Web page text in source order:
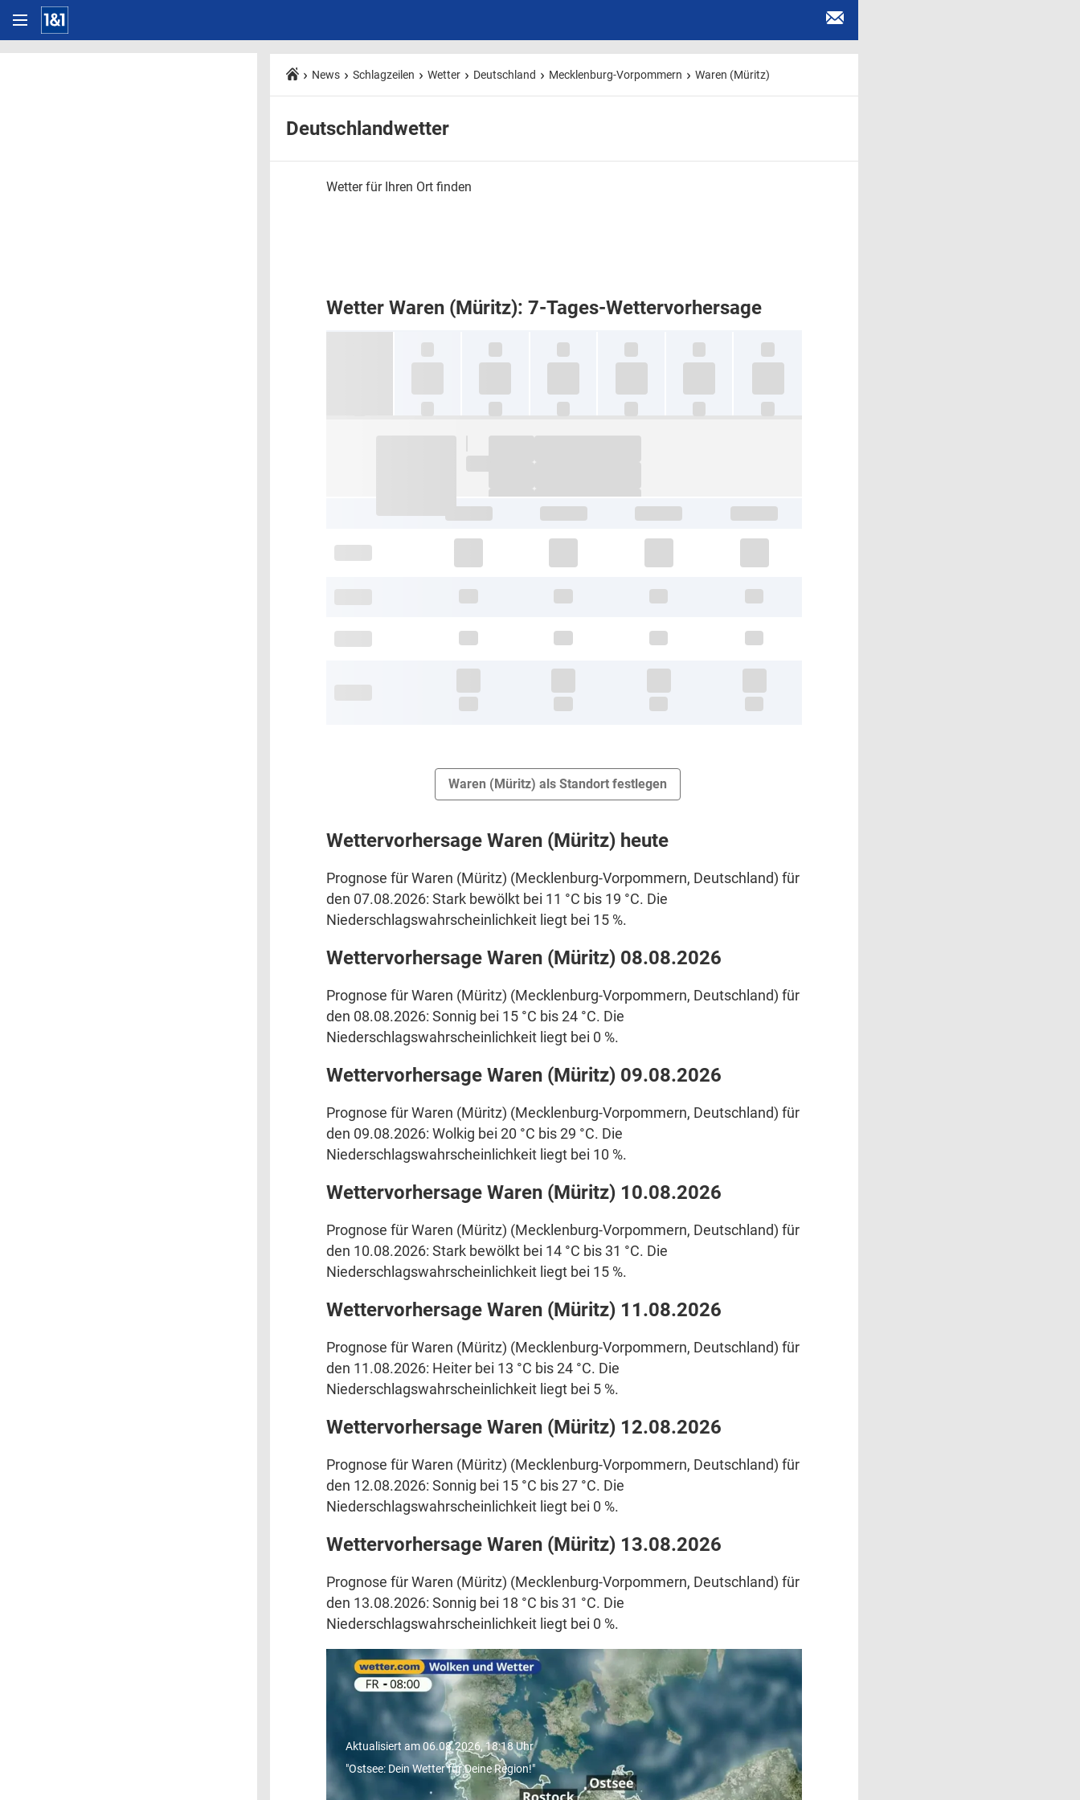
News Schlagzeilen Wetter Deutschland Mecklenburg-Vorpommern Waren (Müritz)
Deutschlandwetter
Wetter für Ihren Ort finden
Wetter Waren (Müritz): 7-Tages-Wettervorhersage
Waren (Müritz) als Standort festlegen
Wettervorhersage Waren (Müritz) heute
Prognose für Waren (Müritz) (Mecklenburg-Vorpommern, Deutschland) für
den 07.08.2026: Stark bewölkt bei 11 °C bis 19 °C. Die
Niederschlagswahrscheinlichkeit liegt bei 15 %.
Wettervorhersage Waren (Müritz) 08.08.2026
Prognose für Waren (Müritz) (Mecklenburg-Vorpommern, Deutschland) für
den 08.08.2026: Sonnig bei 15 °C bis 24 °C. Die
Niederschlagswahrscheinlichkeit liegt bei 0 %.
Wettervorhersage Waren (Müritz) 09.08.2026
Prognose für Waren (Müritz) (Mecklenburg-Vorpommern, Deutschland) für
den 09.08.2026: Wolkig bei 20 °C bis 29 °C. Die
Niederschlagswahrscheinlichkeit liegt bei 10 %.
Wettervorhersage Waren (Müritz) 10.08.2026
Prognose für Waren (Müritz) (Mecklenburg-Vorpommern, Deutschland) für
den 10.08.2026: Stark bewölkt bei 14 °C bis 31 °C. Die
Niederschlagswahrscheinlichkeit liegt bei 15 %.
Wettervorhersage Waren (Müritz) 11.08.2026
Prognose für Waren (Müritz) (Mecklenburg-Vorpommern, Deutschland) für
den 11.08.2026: Heiter bei 13 °C bis 24 °C. Die
Niederschlagswahrscheinlichkeit liegt bei 5 %.
Wettervorhersage Waren (Müritz) 12.08.2026
Prognose für Waren (Müritz) (Mecklenburg-Vorpommern, Deutschland) für
den 12.08.2026: Sonnig bei 15 °C bis 27 °C. Die
Niederschlagswahrscheinlichkeit liegt bei 0 %.
Wettervorhersage Waren (Müritz) 13.08.2026
Prognose für Waren (Müritz) (Mecklenburg-Vorpommern, Deutschland) für
den 13.08.2026: Sonnig bei 18 °C bis 31 °C. Die
Niederschlagswahrscheinlichkeit liegt bei 0 %.
"Ostsee: Dein Wetter für Deine
Region!"
Aktualisiert am 06.08.2026, 18:18 Uhr
"Ostsee: Dein Wetter für Deine Region!"